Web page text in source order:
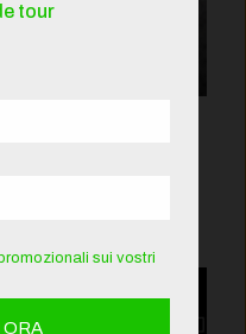
di Riferimento per
tour
sui vostri